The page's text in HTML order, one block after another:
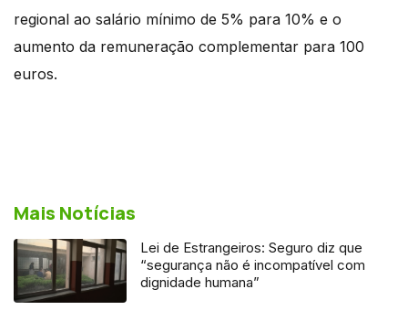
regional ao salário mínimo de 5% para 10% e o
aumento da remuneração complementar para 100
euros.
Mais Notícias
Lei de Estrangeiros: Seguro diz que
“segurança não é incompatível com
dignidade humana”